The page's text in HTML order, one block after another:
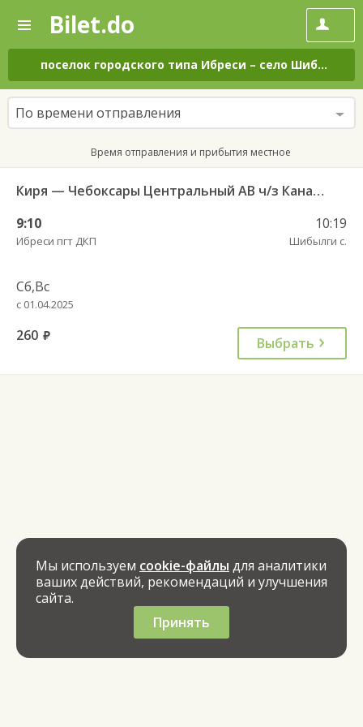
—
Поиск
и
покупка
билетов
на
автобус
онлайн
Bilet.do
поселок городского типа Ибреси – село Шибылги
По времени отправления
Время отправления и прибытия местное
Киря — Чебоксары Центральный АВ ч/з Канаш АВ 540
9:10
Ибреси пгт ДКП
10:19
Шибылги с.
Сб,Вс
с 01.04.2025
260 руб. Выбрать
Мы используем cookie-файлы для аналитики
ваших действий, рекомендаций и улучшения
сайта.
Принять